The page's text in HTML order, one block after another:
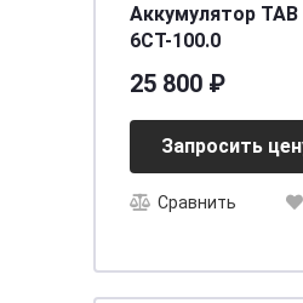
Аккумулятор TAB
6СТ-100.0
25 800 ₽
Запросить
Сравнить